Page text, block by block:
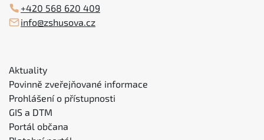
+420 568 620 409
info@zshusova.cz
Aktuality
Povinně zveřejňované informace
Prohlášení o přístupnosti
GIS a DTM
Portál občana